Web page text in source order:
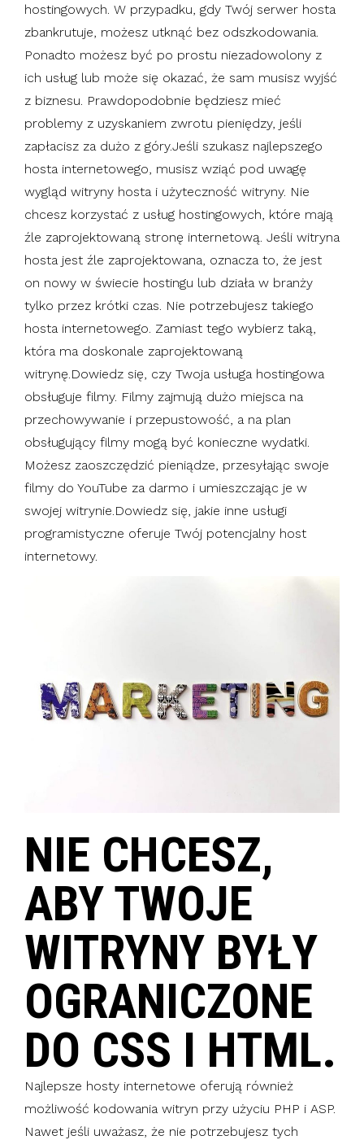
hostingowych. W przypadku, gdy Twój serwer hosta
zbankrutuje, możesz utknąć bez odszkodowania.
Ponadto możesz być po prostu niezadowolony z
ich usług lub może się okazać, że sam musisz wyjść
z biznesu. Prawdopodobnie będziesz mieć
problemy z uzyskaniem zwrotu pieniędzy, jeśli
zapłacisz za dużo z góry.Jeśli szukasz najlepszego
hosta internetowego, musisz wziąć pod uwagę
wygląd witryny hosta i użyteczność witryny. Nie
chcesz korzystać z usług hostingowych, które mają
źle zaprojektowaną stronę internetową. Jeśli witryna
hosta jest źle zaprojektowana, oznacza to, że jest
on nowy w świecie hostingu lub działa w branży
tylko przez krótki czas. Nie potrzebujesz takiego
hosta internetowego. Zamiast tego wybierz taką,
która ma doskonale zaprojektowaną
witrynę.Dowiedz się, czy Twoja usługa hostingowa
obsługuje filmy. Filmy zajmują dużo miejsca na
przechowywanie i przepustowość, a na plan
obsługujący filmy mogą być konieczne wydatki.
Możesz zaoszczędzić pieniądze, przesyłając swoje
filmy do YouTube za darmo i umieszczając je w
swojej witrynie.Dowiedz się, jakie inne usługi
programistyczne oferuje Twój potencjalny host
internetowy.
NIE CHCESZ,
ABY TWOJE
WITRYNY BYŁY
OGRANICZONE
DO CSS I HTML.
Najlepsze hosty internetowe oferują również
możliwość kodowania witryn przy użyciu PHP i ASP.
Nawet jeśli uważasz, że nie potrzebujesz tych